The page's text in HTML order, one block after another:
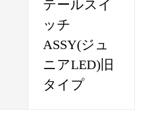
テールスイ
ッチ
ASSY(ジュ
ニアLED)旧
タイプ